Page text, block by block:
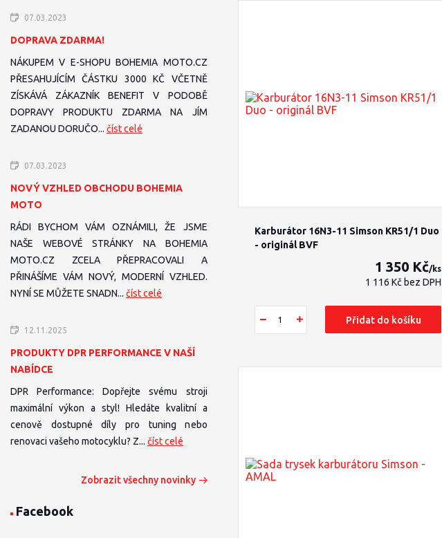
07.03.2023
DOPRAVA ZDARMA!
NÁKUPEM V E-SHOPU BOHEMIA MOTO.CZ
PŘESAHUJÍCÍM ČÁSTKU 3000 KČ VČETNĚ
ZÍSKÁVÁ ZÁKAZNÍK BENEFIT V PODOBĚ
DOPRAVY PRODUKTU ZDARMA NA JÍM
ZADANOU DORUČO... číst celé
07.03.2023
NOVÝ VZHLED OBCHODU BOHEMIA
MOTO
RÁDI BYCHOM VÁM OZNÁMILI, ŽE JSME
NAŠE WEBOVÉ STRÁNKY NA BOHEMIA
MOTO.CZ ZCELA PŘEPRACOVALI A
PŘINÁŠÍME VÁM NOVÝ, MODERNÍ VZHLED.
NYNÍ SE MŮŽETE SNADN... číst celé
12.11.2025
PRODUKTY DPR PERFORMANCE V NAŠÍ
NABÍDCE
DPR Performance: Dopřejte svému stroji
maximální výkon a styl! Hledáte kvalitní a
cenově dostupné díly pro tuning nebo
renovaci vašeho motocyklu? Z... číst celé
Zobrazit všechny novinky
Facebook
Karburátor 16N3-11 Simson KR51/1 Duo
- originál BVF
1 350 Kč/ks
1 116 Kč bez DPH
Přidat do košíku